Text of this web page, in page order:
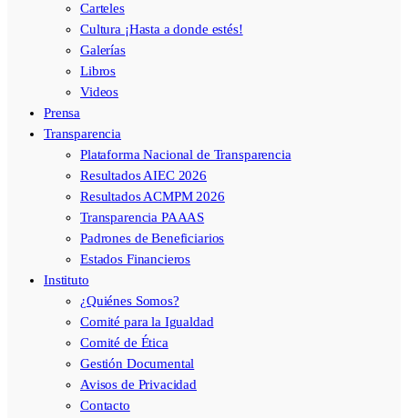
Carteles
Cultura ¡Hasta a donde estés!
Galerías
Libros
Videos
Prensa
Transparencia
Plataforma Nacional de Transparencia
Resultados AIEC 2026
Resultados ACMPM 2026
Transparencia PAAAS
Padrones de Beneficiarios
Estados Financieros
Instituto
¿Quiénes Somos?
Comité para la Igualdad
Comité de Ética
Gestión Documental
Avisos de Privacidad
Contacto